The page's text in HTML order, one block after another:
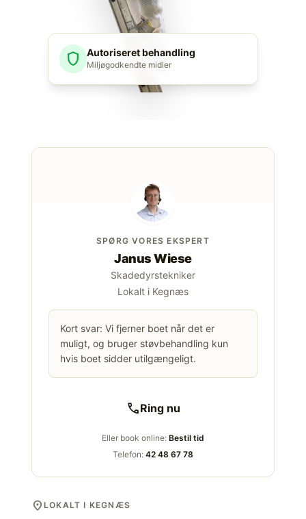
shield Autoriseret behandling
Miljøgodkendte midler
SPØRG VORES EKSPERT
Janus Wiese
Skadedyrstekniker
Lokalt i Kegnæs
Kort svar: Vi fjerner boet når det er
muligt, og bruger støvbehandling kun
hvis boet sidder utilgængeligt.
callRing nu
Eller book online: Bestil tid
Telefon: 42 48 67 78
location_on LOKALT I KEGNÆS